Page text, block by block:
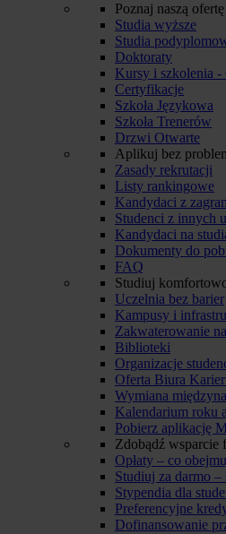
Poznaj naszą ofertę
Studia wyższe
Studia
Doktoraty
Kursy i szkolenia -
Certyfikacje
Szkoła Językowa
Szkoła Trenerów
Drzwi Otwarte
Aplikuj bez
Zasady rekrutacji
Listy rankingowe
Kandydaci z
Studenci z innych
Kandydaci na
Dokumenty do
FAQ
Studiuj
Uczelnia bez barier
Kampusy i
Zakwaterowanie
Biblioteki
Organizacje
Oferta Biura
Wymiana
Kalendarium roku
Pobierz aplikację
Zdobądź wsparcie
Opłaty – co
Studiuj za darmo
Stypendia dla
Preferencyjne
Dofinansowanie